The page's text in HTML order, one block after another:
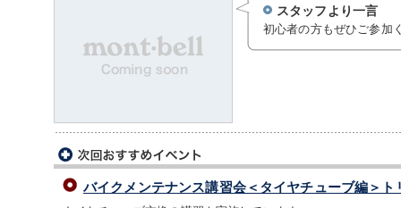
スタッフより一言
初心者の方もぜひご参加
バイクメンテナンス講習会＜タイヤチューブ編＞ト